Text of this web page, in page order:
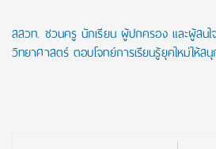
สสวท. ชวนครู นักเรียน ผู้ปกครอง และผู้สน
วิทยาศาสตร์ ตอบโจทย์การเรียนรู้ยุคใหม่ให้สนุ